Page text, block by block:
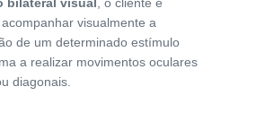
visualmente a
de um determinado estímulo
a realizar movimentos oculares
diagonais.